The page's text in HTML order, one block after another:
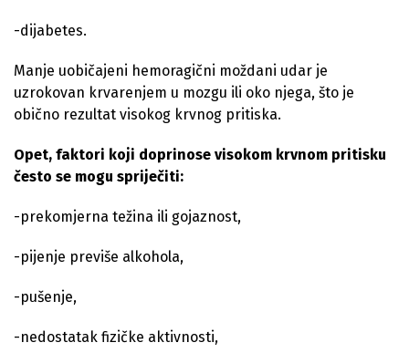
-dijabetes.
Manje uobičajeni hemoragični moždani udar je
uzrokovan krvarenjem u mozgu ili oko njega, što je
obično rezultat visokog krvnog pritiska.
Opet, faktori koji doprinose visokom krvnom pritisku
često se mogu spriječiti:
-prekomjerna težina ili gojaznost,
-pijenje previše alkohola,
-pušenje,
-nedostatak fizičke aktivnosti,